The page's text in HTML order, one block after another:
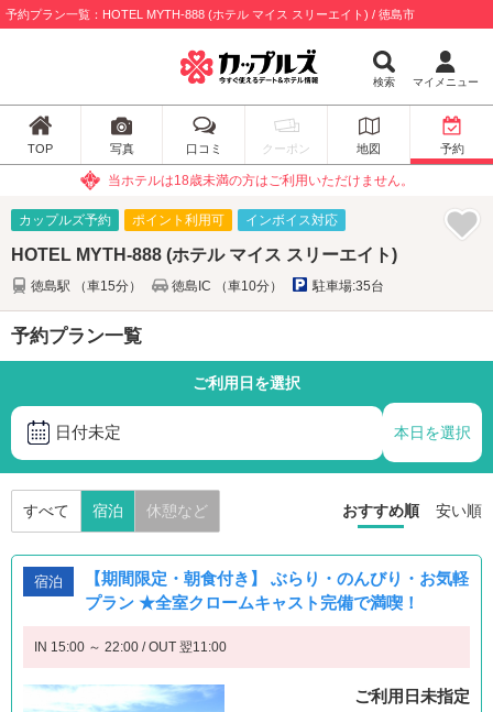
予約プラン一覧：HOTEL MYTH-888 (ホテル マイス スリーエイト) / 徳島市
検索 マイメニュー
TOP 写真 口コミ クーポン 地図 予約
当ホテルは18歳未満の方はご利用いただけません。
カップルズ予約 ポイント利用可 インボイス対応
HOTEL MYTH-888 (ホテル マイス スリーエイト)
徳島駅 （車15分） 徳島IC （車10分） 駐車場:35台
予約プラン一覧
ご利用日を選択
日付未定 本日を選択
すべて 宿泊 休憩など おすすめ順 安い順
宿泊
【期間限定・朝食付き】 ぶらり・のんびり・お気軽
プラン ★全室クロームキャスト完備で満喫！
IN 15:00 ～ 22:00 / OUT 翌11:00
ご利用日未指定